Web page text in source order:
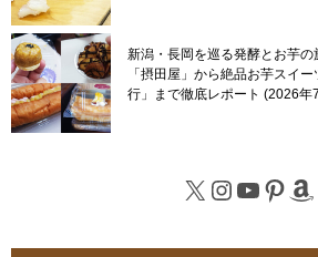
新潟・長岡を巡る発酵とお芋
「摂田屋」から絶品お芋スイ
行」まで徹底レポート
2026年
X Instagram